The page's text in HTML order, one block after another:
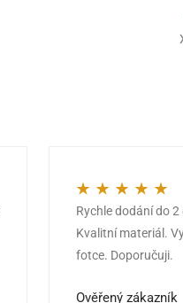
Hodnocení5z 5
Rychle dodání do
Kvalitní materiál.
fotce. Doporučuji.
Ověřený zákazník